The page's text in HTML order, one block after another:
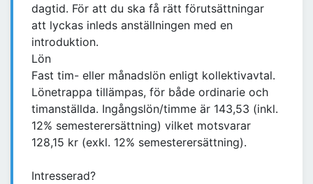
dagtid. För att du ska få rätt förutsättningar
att lyckas inleds anställningen med en
introduktion.
Lön
Fast tim- eller månadslön enligt kollektivavtal.
Lönetrappa tillämpas, för både ordinarie och
timanställda. Ingångslön/timme är 143,53 (inkl.
12% semesterersättning) vilket motsvarar
128,15 kr (exkl. 12% semesterersättning).
Intresserad?